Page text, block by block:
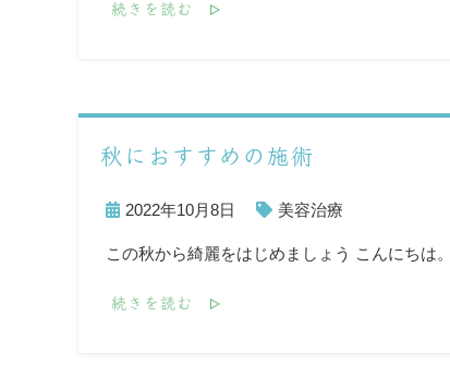
続きを読む
秋におすすめの施術
2022年10月8日 美容治療
この秋から綺麗をはじめましょう こんにち
続きを読む